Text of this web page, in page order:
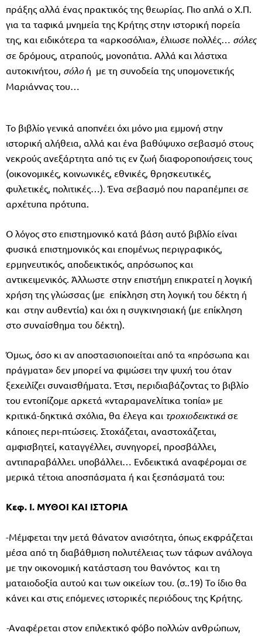
πράξης αλλά ένας πρακτικός της θεωρίας. Πιο απλά ο Χ.Π.
για τα ταφικά μνημεία της Κρήτης στην ιστορική πορεία
της, και ειδικότερα τα «αρκοσόλια», έλιωσε πολλές… σόλες
σε δρόμους, ατραπούς, μονοπάτια. Αλλά και λάστιχα
αυτοκινήτου, σόλοή με τη συνοδεία της υπομονετικής
Μαριάννας του…
Το βιβλίο γενικά αποπνέει όχι μόνο μια εμμονή στην
ιστορική αλήθεια, αλλά και ένα βαθύψυχο σεβασμό στους
νεκρούς ανεξάρτητα από τις εν ζωή διαφοροποιήσεις τους
(οικονομικές, κοινωνικές, εθνικές, θρησκευτικές,
φυλετικές, πολιτικές…). Ένα σεβασμό που παραπέμπει σε
αρχέτυπα πρότυπα.
Ο λόγος στο επιστημονικό κατά βάση αυτό βιβλίο είναι
φυσικά επιστημονικός και επομένως περιγραφικός,
ερμηνευτικός, αποδεικτικός, απρόσωπος και
αντικειμενικός. Άλλωστε στην επιστήμη επικρατεί η λογική
χρήση της γλώσσας (με επίκληση στη λογική του δέκτη ή
και στην αυθεντία) και όχι η συγκινησιακή (με επίκληση
στο συναίσθημα του δέκτη).
Όμως, όσο κι αν αποστασιοποιείται από τα «πρόσωπα και
πράγματα» δεν μπορεί να φιμώσει την ψυχή του όταν
ξεχειλίζει συναισθήματα. Έτσι, περιδιαβάζοντας το βιβλίο
του εντοπίζομε αρκετά «νταραμανελίτικα τοπία» με
κριτικά-δηκτικά σχόλια, θα έλεγα και τροχιοδεικτικάσε
κάποιες περι-πτώσεις. Στοχάζεται, αναστοχάζεται,
αμφισβητεί, καταγγέλλει, συνηγορεί, προσβάλλει,
αντιπαραβάλλει. υποβάλλει… Ενδεικτικά αναφέρομαι σε
μερικά τέτοια αποσπάσματα ή και ξεσπάσματά του:
Κεφ. Ι. ΜΥΘΟΙ ΚΑΙ ΙΣΤΟΡΙΑ
-Μέμφεται την μετά θάνατον ανισότητα, όπως εκφράζεται
μέσα από τη διαβάθμιση πολυτέλειας των τάφων ανάλογα
με την οικονομική κατάσταση του θανόντος και τη
ματαιοδοξία αυτού και των οικείων του. (σ..19) Το ίδιο θα
κάνει και στις επόμενες ιστορικές περιόδους της Κρήτης.
-Αναφέρεται στον επιλεκτικό φόβο πολλών ανθρώπων,